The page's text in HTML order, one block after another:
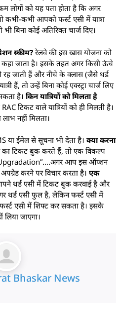
लोगों को यह पता होता है कि अगर
कभी-कभी आपको फर्स्ट एसी में यात्रा
बिना कोई अतिरिक्त चार्ज दिए।
स्कीम? रेलवे की इस खास योजना को
जाता है। इसके तहत अगर किसी ऊंचे
रह जाती हैं और नीचे के क्लास (जैसे थर्ड
हैं, तो उन्हें बिना कोई एक्स्ट्रा चार्ज लिए
है। किन यात्रियों को मिलता है
टिकट वाले यात्रियों को ही मिलती है।
नहीं मिलता।
या ईमेल से सूचना भी देता है। क्या करना
टिकट बुक करते हैं, तो एक विकल्प
आप इस ऑप्शन
करने पर विचार करता है। एक
थर्ड एसी में टिकट बुक करवाई है और
थर्ड एसी फुल है, लेकिन फर्स्ट एसी में
एसी में शिफ्ट कर सकता है। इसके
जाएगा।
Bhaskar News